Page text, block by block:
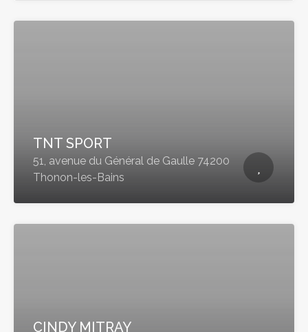
TNT SPORT
51, avenue du Général de Gaulle 74200
Thonon-les-Bains
CINDY MITRAY